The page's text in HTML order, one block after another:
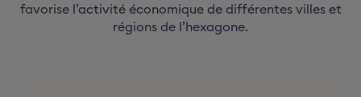
favorise l’activité économique de différentes villes et
régions de l’hexagone.